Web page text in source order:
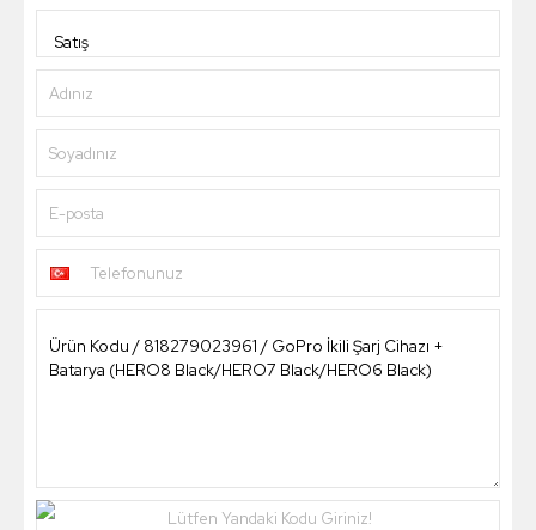
Adınız
Soyadınız
E-posta
Telefonunuz
Lütfen Yandaki Kodu Giriniz!